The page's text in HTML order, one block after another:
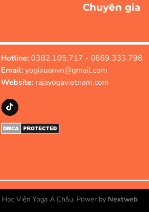
Chuyên gia
Hotline:0382.105.717 - 0869.333.798
Email:yogixuanvn@gmail.com
Website:rajayogavietnam.com
Học Viện Yoga Á Châu. Power by Nextweb